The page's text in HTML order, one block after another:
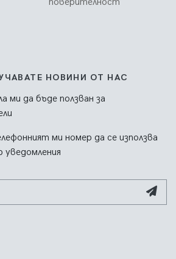
НОВИНИ ОТ НАС
ми да бъде ползван за
ми номер да се използва
уведомления